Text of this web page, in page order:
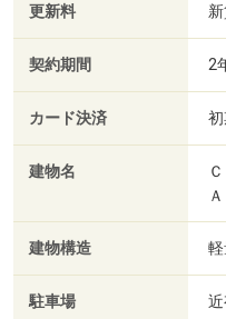
更新料
契約期間 2
カード決済
建物名
建物構造
駐車場